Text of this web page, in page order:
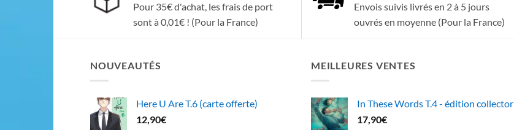
Pour 35€ d'achat, les frais de port
sont à 0,01€ ! (Pour la France)
Envois suivis livrés en 2 à 5 jours
ouvrés en moyenne (Pour la France)
NOUVEAUTÉS
Here U Are T.6 (carte offerte)
12,90€
MEILLEURES VENTES
In These Words T.4 - édition collector
17,90€